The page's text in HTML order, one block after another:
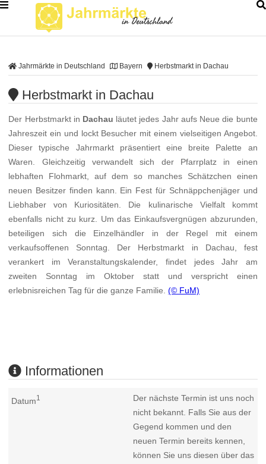
Jahrmärkte in Deutschland Bayern Herbstmarkt in Dachau
Herbstmarkt in Dachau
Der Herbstmarkt in Dachau läutet jedes Jahr aufs Neue die bunte
Jahreszeit ein und lockt Besucher mit einem vielseitigen Angebot.
Dieser typische Jahrmarkt präsentiert eine breite Palette an
Waren. Gleichzeitig verwandelt sich der Pfarrplatz in einen
lebhaften Flohmarkt, auf dem so manches Schätzchen einen
neuen Besitzer finden kann. Ein Fest für Schnäppchenjäger und
Liebhaber von Kuriositäten. Die kulinarische Vielfalt kommt
ebenfalls nicht zu kurz. Um das Einkaufsvergnügen abzurunden,
beteiligen sich die Einzelhändler in der Regel mit einem
verkaufsoffenen Sonntag. Der Herbstmarkt in Dachau, fest
verankert im Veranstaltungskalender, findet jedes Jahr am
zweiten Sonntag im Oktober statt und verspricht einen
erlebnisreichen Tag für die ganze Familie.(© FuM)
Informationen
Datum1
Der nächste Termin ist uns noch
nicht bekannt. Falls Sie aus der
Gegend kommen und den
neuen Termin bereits kennen,
können Sie uns diesen über das